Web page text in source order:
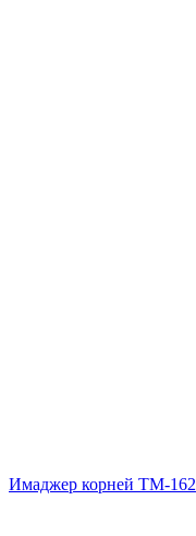
Имаджер корней ТМ-162